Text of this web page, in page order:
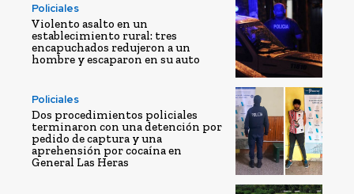
Policiales
Violento asalto en un
establecimiento rural: tres
encapuchados redujeron a un
hombre y escaparon en su auto
Policiales
Dos procedimientos policiales
terminaron con una detención por
pedido de captura y una
aprehensión por cocaína en
General Las Heras